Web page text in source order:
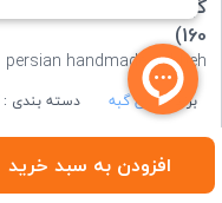
160)
persian handmade gabbeh
برند :ایران گبه دسته بندی :
ویژگی های کالا:
افزودن به سبد خرید